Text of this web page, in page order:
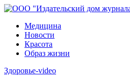
Медицина
Новости
Красота
Образ жизни
Здоровье-video